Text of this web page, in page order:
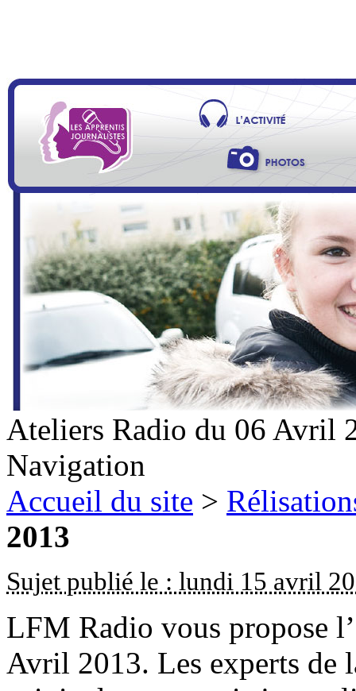
Ateliers Radio du 06 Avril
Navigation
Accueil du site >
2013
Sujet publié le : lundi 15 avril
LFM Radio vous propose
Avril 2013. Les experts de